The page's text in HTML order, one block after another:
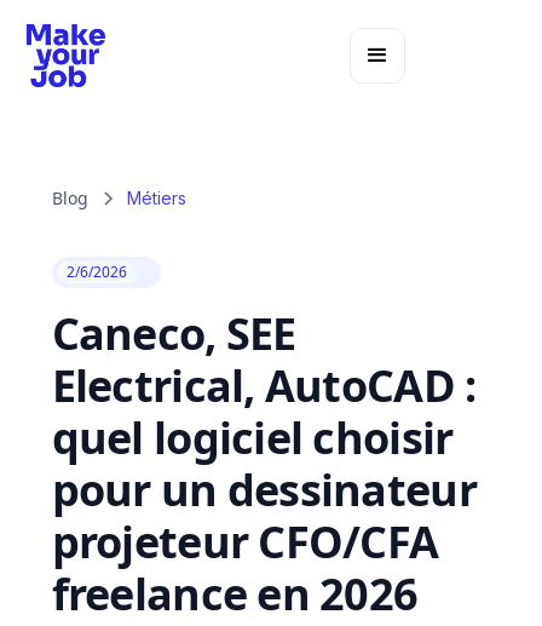
Blog Métiers
2/6/2026
Caneco, SEE
Electrical, AutoCAD :
quel logiciel choisir
pour un dessinateur
projeteur CFO/CFA
freelance en 2026